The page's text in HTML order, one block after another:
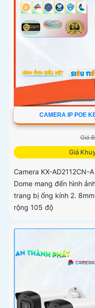
CAMERA IP POE
Giá
Giá
Camera KX-AD2112CN-
Dome mang đến hình
trang bị ống kính 2.
rộng 105 độ